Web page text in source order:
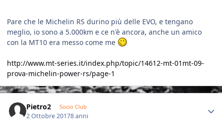
Pare che le Michelin RS durino più delle EVO, e tengano
meglio, io sono a 5.000km e ce n'è ancora, anche un amico
con la MT10 era messo come me
http://www.mt-series.it/index.php/topic/14612-mt-01mt-09-
prova-michelin-power-rs/page-1
Pietro2 Socio Club
2 Ottobre 20178 anni